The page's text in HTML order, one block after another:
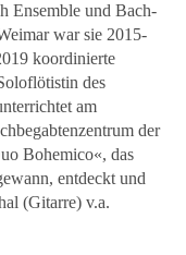
Ensemble und Bach-
war sie 2015-
koordinierte
des
am
der
Bohemico«, das
entdeckt und
(Gitarre) v.a.